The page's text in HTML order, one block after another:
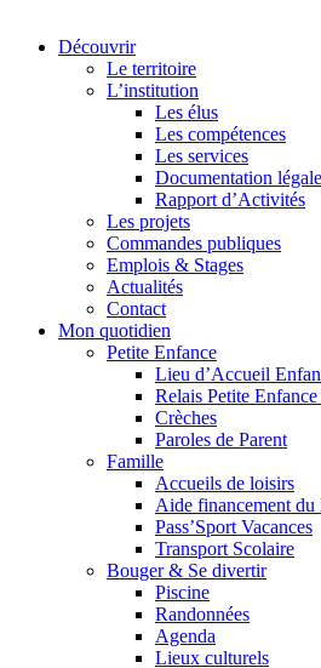
Découvrir
Le territoire
L’institution
Les élus
Les compétences
Les services
Documentation légale
Rapport d’Activités
Les projets
Commandes publiques
Emplois & Stages
Actualités
Contact
Mon quotidien
Petite Enfance
Lieu d’Accueil
Relais Petite
Crèches
Paroles de Parent
Famille
Accueils de loisirs
Aide financement
Pass’Sport Vacances
Transport Scolaire
Bouger & Se divertir
Piscine
Randonnées
Agenda
Lieux culturels